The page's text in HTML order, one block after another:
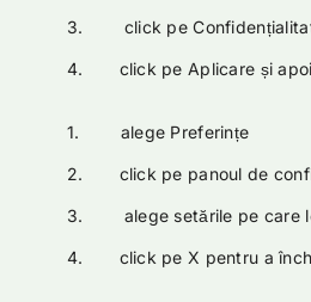
3. click pe
4. click pe Aplicare și apoi
1. alege Preferințe
2. click pe panoul de
3. alege setările pe care
4. click pe X pentru a